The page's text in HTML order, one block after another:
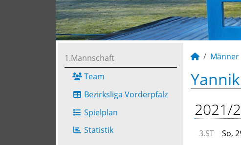
1.Mannschaft
Team
Bezirksliga Vorderpfalz
Spielplan
Statistik
Männer
2021/
3.ST So,